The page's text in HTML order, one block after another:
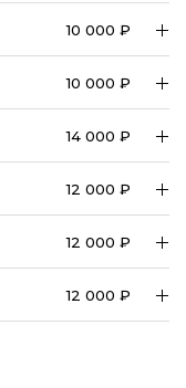
10 000 ₽
10 000 ₽
14 000 ₽
12 000 ₽
12 000 ₽
12 000 ₽